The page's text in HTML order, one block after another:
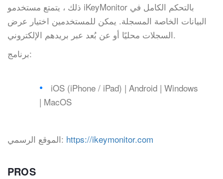
ذلك ، يتمتع مستخدمو iKeyMonitor بالتحكم الكامل في
البيانات الخاصة المسجلة. يمكن للمستخدمين اختيار عرض
السجلات محليًا أو عن بُعد عبر بريدهم الإلكتروني.
برنامج:
iOS (iPhone / iPad) | Android | Windows
| MacOS
الموقع الرسمي: https://ikeymonitor.com
PROS